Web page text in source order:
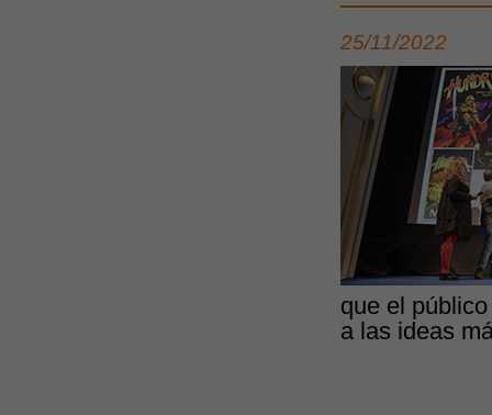
25/11/2022
que el
a las ideas